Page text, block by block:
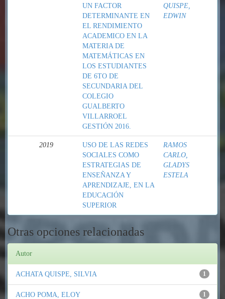
UN FACTOR
DETERMINANTE EN
EL RENDIMIENTO
ACADEMICO EN LA
MATERIA DE
MATEMÁTICAS EN
LOS ESTUDIANTES
DE 6TO DE
SECUNDARIA DEL
COLEGIO
GUALBERTO
VILLARROEL
GESTIÓN 2016.
QUISPE,
EDWIN
2019
USO DE LAS REDES
SOCIALES COMO
ESTRATEGIAS DE
ENSEÑANZA Y
APRENDIZAJE, EN LA
EDUCACIÓN
SUPERIOR
RAMOS
CARLO,
GLADYS
ESTELA
Otras opciones relacionadas
Autor
1
ACHATA QUISPE, SILVIA
1
ACHO POMA, ELOY